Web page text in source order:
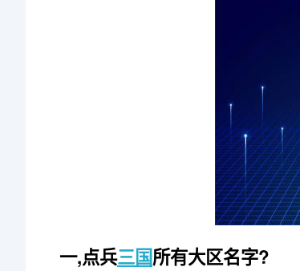
一,点兵三国所有大区名字?